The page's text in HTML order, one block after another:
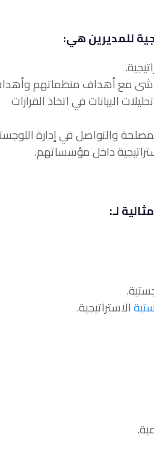
للمديرين هي:
البيانات في اتخاذ القرارات
لـ:
الاستراتيجية.